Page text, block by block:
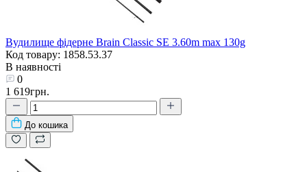
Вудилище фідерне Brain Classic SE 3.60m max 130g
Код товару: 1858.53.37
В наявності
0
1 619грн.
До кошика